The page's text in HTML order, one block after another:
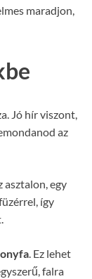
maradjon,
Jó hír viszont,
az
asztalon, egy
így
. Ez lehet
falra